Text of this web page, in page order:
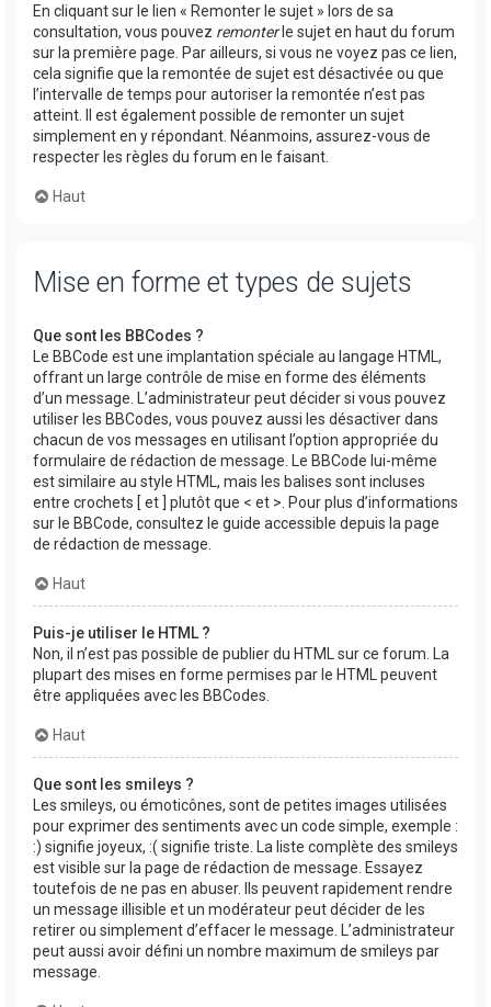
En cliquant sur le lien « Remonter le sujet » lors de sa
consultation, vous pouvez remonterle sujet en haut du forum
sur la première page. Par ailleurs, si vous ne voyez pas ce lien,
cela signifie que la remontée de sujet est désactivée ou que
l’intervalle de temps pour autoriser la remontée n’est pas
atteint. Il est également possible de remonter un sujet
simplement en y répondant. Néanmoins, assurez-vous de
respecter les règles du forum en le faisant.
Haut
Mise en forme et types de sujets
Que sont les BBCodes ?
Le BBCode est une implantation spéciale au langage HTML,
offrant un large contrôle de mise en forme des éléments
d’un message. L’administrateur peut décider si vous pouvez
utiliser les BBCodes, vous pouvez aussi les désactiver dans
chacun de vos messages en utilisant l’option appropriée du
formulaire de rédaction de message. Le BBCode lui-même
est similaire au style HTML, mais les balises sont incluses
entre crochets [ et ] plutôt que < et >. Pour plus d’informations
sur le BBCode, consultez le guide accessible depuis la page
de rédaction de message.
Haut
Puis-je utiliser le HTML ?
Non, il n’est pas possible de publier du HTML sur ce forum. La
plupart des mises en forme permises par le HTML peuvent
être appliquées avec les BBCodes.
Haut
Que sont les smileys ?
Les smileys, ou émoticônes, sont de petites images utilisées
pour exprimer des sentiments avec un code simple, exemple :
:) signifie joyeux, :( signifie triste. La liste complète des smileys
est visible sur la page de rédaction de message. Essayez
toutefois de ne pas en abuser. Ils peuvent rapidement rendre
un message illisible et un modérateur peut décider de les
retirer ou simplement d’effacer le message. L’administrateur
peut aussi avoir défini un nombre maximum de smileys par
message.